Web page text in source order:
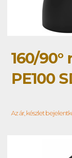
160/
PE100
Az ár, készlet